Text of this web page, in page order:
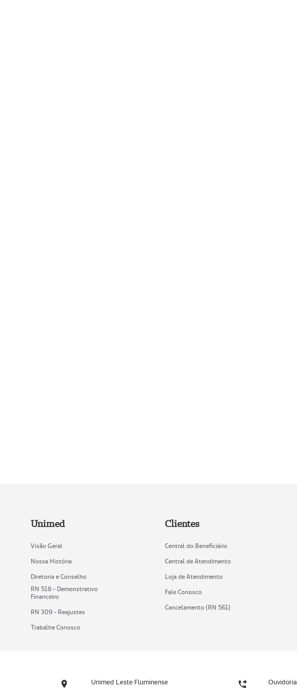
Unimed
Visão Geral
Nossa História
Diretoria e Conselho
RN 518 - Demonstrativo
Financeiro
RN 309 - Reajustes
Trabalhe Conosco
Clientes
Central do Beneficiário
Central de Atendimento
Loja de Atendimento
Fale Conosco
Cancelamento (RN 561)
Unimed Leste Fluminense Ouvidoria